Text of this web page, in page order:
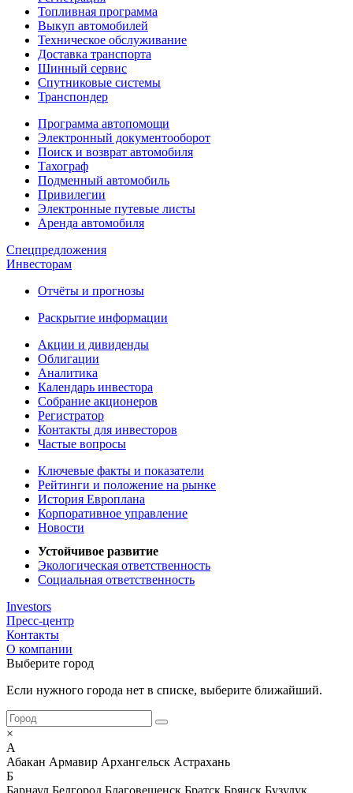
Топливная программа
Выкуп автомобилей
Техническое обслуживание
Доставка транспорта
Шинный сервис
Спутниковые системы
Транспондер
Программа автопомощи
Электронный документооборот
Поиск и возврат автомобиля
Тахограф
Подменный автомобиль
Привилегии
Электронные путевые листы
Аренда автомобиля
Спецпредложения
Инвесторам
Отчёты и прогнозы
Раскрытие информации
Акции и дивиденды
Облигации
Аналитика
Календарь инвестора
Собрание акционеров
Регистратор
Контакты для инвесторов
Частые вопросы
Ключевые факты и показатели
Рейтинги и положение на рынке
История Европлана
Корпоративное управление
Новости
Устойчивое развитие
Экологическая ответственность
Социальная ответственность
Investors
Пресс-центр
Контакты
О компании
Выберите город
Если нужного города нет в списке, выберите ближайший.
×
А
Абакан Армавир Архангельск Астрахань
Б